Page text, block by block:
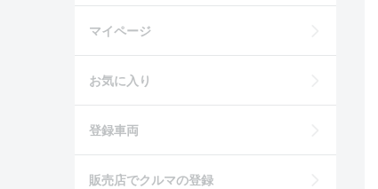
マイページ
お気に入り
登録車両
販売店でクルマの登録